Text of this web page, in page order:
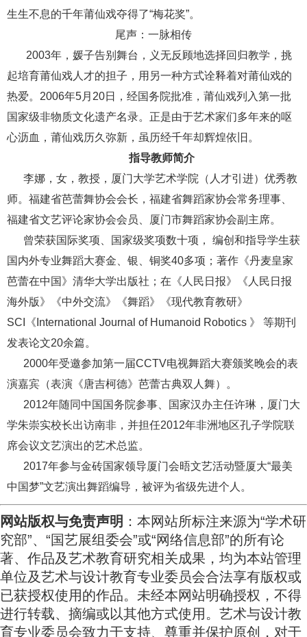
生生不息的千年莆仙戏夺得了“梅花奖”。
尾声：一脉相传
2003年，媛子告别舞台，义无反顾地选择回归教学，挑
起培育莆仙戏人才的担子，用另一种方式诠释着对莆仙戏的
热爱。2006年5月20日，经国务院批准，莆仙戏列入第一批
国家级非物质文化遗产名录。正是由于艺术家们多年来的呕
心沥血，莆仙戏历久弥新，虽历经千年却辉煌依旧。
指导教师简介
李娜，女，教授，厦门大学艺术学院（人才引进） 优秀教
师。福建省芭蕾舞协会会长，福建省舞蹈家协会常务理事、
福建省文艺评论家协会会员、厦门市舞蹈家协会副主席。
曾荣获国际奖项、国家级奖项数十项， 编创和指导学生获
国内外专业舞蹈大赛金、银、铜奖40多项；著作《丹麦皇家
芭蕾在中国》清华大学出版社；在《人民日报》《人民日报
海外版》《中外交流》《舞蹈》《现代教育教研》
SCI《International Journal of Humanoid Robotics 》 等期刊
发表论文20余篇。
2000年受邀参加第一届CCTV电视舞蹈大赛颁奖晚会的表
演嘉宾（表演《唐吉柯德》芭蕾古典双人舞）。
2012年随同中国国务院参事、国家汉办主任许琳，厦门大
学朱崇实校长出访南非，并担任2012年非洲地区孔子学院联
席会议文艺演出的艺术总监。
2017年参与金砖国家领导厦门会晤文艺活动暨厦大“最美
中国梦”文艺演出舞蹈编导，被评为省级先进个人。
网站版权与免责声明 ：本网站所标注来源为“学术研
究部”、“国艺展组委会”或“网络信息部”的所有论
著、作品及艺术教育研究相关成果，均为本站管理
单位及艺术与设计教育专业委员会合法享有版权或
已获授权使用的作品。未经本网站明确授权，不得
进行转载、摘编或以其他方式使用。艺术与设计教
育专业委员会致力于支持、尊重并保护原创，对于